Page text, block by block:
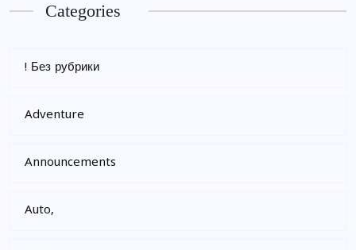
Categories
! Без рубрики
Adventure
Announcements
Auto,